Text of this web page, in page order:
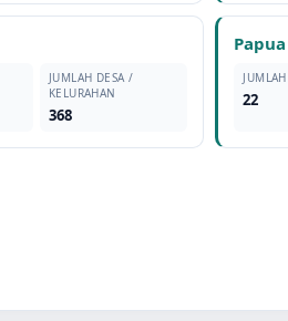
JUMLAH DESA /
KELURAHAN
368
22